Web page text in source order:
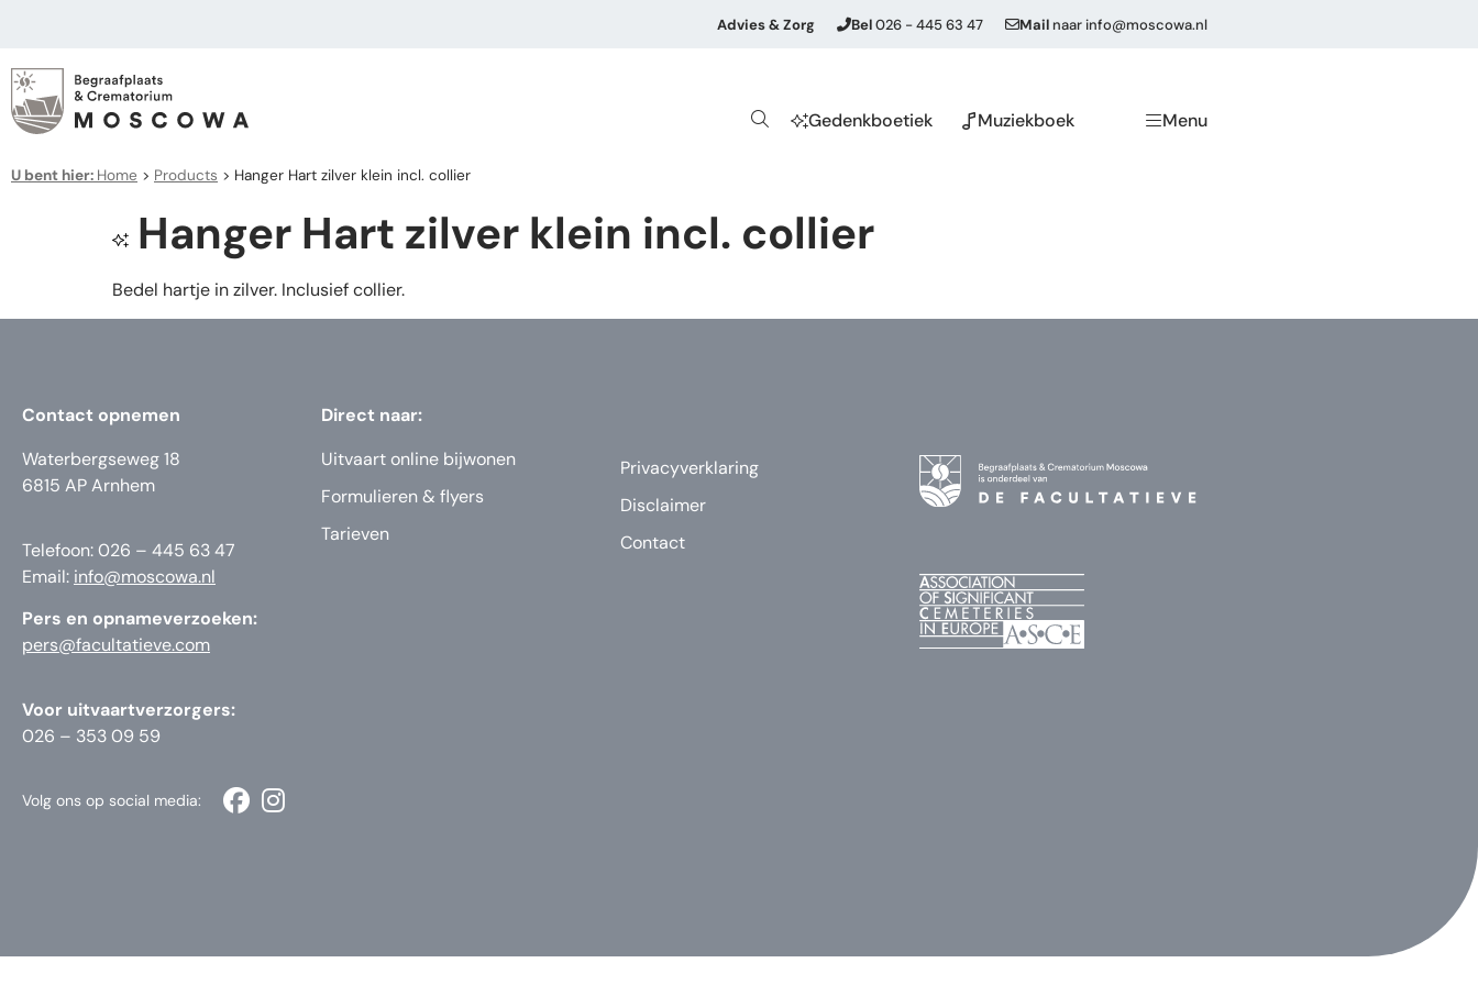
Advies & Zorg Bel026 - 445 63 47 Mail naarinfo@moscowa.nl
Gedenkboetiek Muziekboek Menu
U bent hier: Home > Products > Hanger Hart zilver klein incl. collier
Hanger Hart zilver klein incl. collier
Bedel hartje in zilver. Inclusief collier.
Contact opnemen
Waterbergseweg 18
6815 AP Arnhem
Telefoon: 026 – 445 63 47
Email: info@moscowa.nl
Pers en opnameverzoeken:
pers@facultatieve.com
Voor uitvaartverzorgers:
026 – 353 09 59
Direct naar:
Uitvaart online bijwonen
Formulieren & flyers
Tarieven
Privacyverklaring
Disclaimer
Contact
Volg ons op social media: